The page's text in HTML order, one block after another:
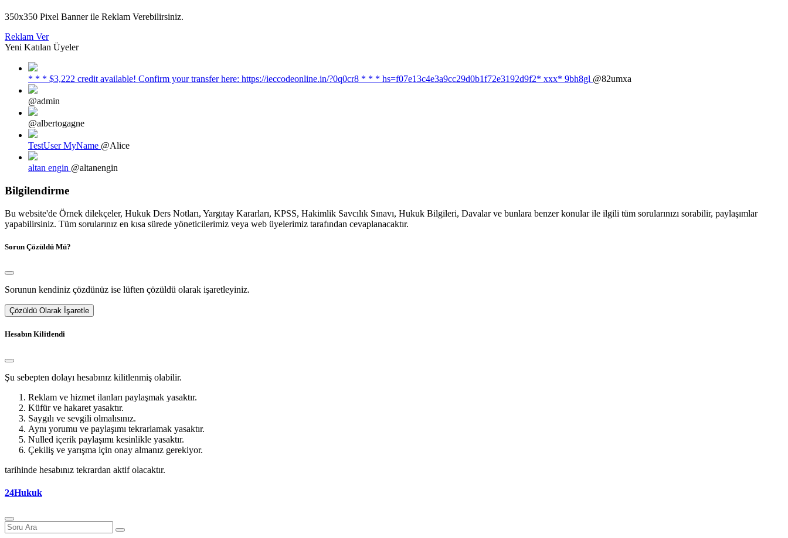
350x350 Pixel Banner ile Reklam Verebilirsiniz.
Reklam Ver
Yeni Katılan Üyeler
* * * $3,222 credit available! Confirm your transfer here: https://ieccodeonline.in/?0q0cr8 * * * hs=f07e13c4e3a9cc29d0b1f72e3192d9f2* ххх* 9bh8gl @82umxa
@admin
@albertogagne
TestUser MyName @Alice
altan engin @altanengin
Bilgilendirme
Bu website'de Örnek dilekçeler, Hukuk Ders Notları, Yargıtay Kararları, KPSS, Hakimlik Savcılık Sınavı, Hukuk Bilgileri, Davalar ve bunlara benzer konular ile ilgili tüm sorularınızı sorabilir, paylaşımlar
yapabilirsiniz. Tüm sorularınız en kısa sürede yöneticilerimiz veya web üyelerimiz tarafından cevaplanacaktır.
Sorun Çözüldü Mü?
Sorunun kendiniz çözdünüz ise lüften çözüldü olarak işaretleyiniz.
Çözüldü Olarak İşaretle
Hesabın Kilitlendi
Şu sebepten dolayı hesabınız kilitlenmiş olabilir.
Reklam ve hizmet ilanları paylaşmak yasaktır.
Küfür ve hakaret yasaktır.
Saygılı ve sevgili olmalısınız.
Aynı yorumu ve paylaşımı tekrarlamak yasaktır.
Nulled içerik paylaşımı kesinlikle yasaktır.
Çekiliş ve yarışma için onay almanız gerekiyor.
tarihinde hesabınız tekrardan aktif olacaktır.
24Hukuk